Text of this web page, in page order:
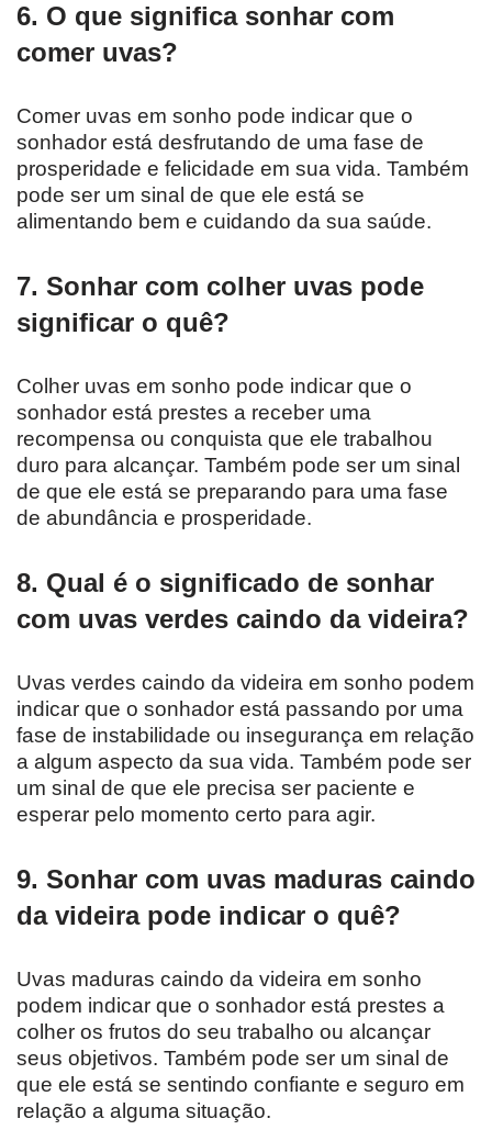
6. O que significa sonhar com
comer uvas?
Comer uvas em sonho pode indicar que o
sonhador está desfrutando de uma fase de
prosperidade e felicidade em sua vida. Também
pode ser um sinal de que ele está se
alimentando bem e cuidando da sua saúde.
7. Sonhar com colher uvas pode
significar o quê?
Colher uvas em sonho pode indicar que o
sonhador está prestes a receber uma
recompensa ou conquista que ele trabalhou
duro para alcançar. Também pode ser um sinal
de que ele está se preparando para uma fase
de abundância e prosperidade.
8. Qual é o significado de sonhar
com uvas verdes caindo da videira?
Uvas verdes caindo da videira em sonho podem
indicar que o sonhador está passando por uma
fase de instabilidade ou insegurança em relação
a algum aspecto da sua vida. Também pode ser
um sinal de que ele precisa ser paciente e
esperar pelo momento certo para agir.
9. Sonhar com uvas maduras caindo
da videira pode indicar o quê?
Uvas maduras caindo da videira em sonho
podem indicar que o sonhador está prestes a
colher os frutos do seu trabalho ou alcançar
seus objetivos. Também pode ser um sinal de
que ele está se sentindo confiante e seguro em
relação a alguma situação.